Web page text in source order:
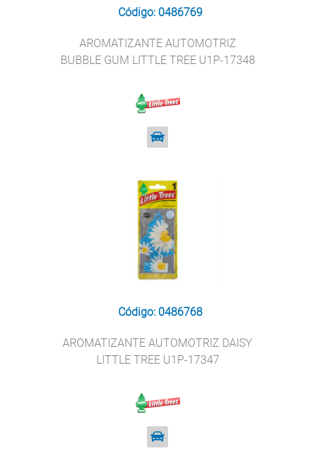
Código: 0486769
AROMATIZANTE AUTOMOTRIZ
BUBBLE GUM LITTLE TREE U1P-17348
Código: 0486768
AROMATIZANTE AUTOMOTRIZ DAISY
LITTLE TREE U1P-17347